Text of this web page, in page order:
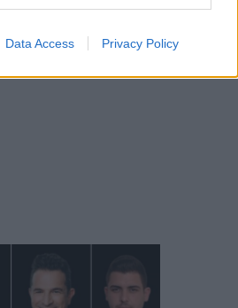
Data Access Privacy Policy